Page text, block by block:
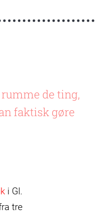
de ting,
faktisk gøre
i Gl.
tre